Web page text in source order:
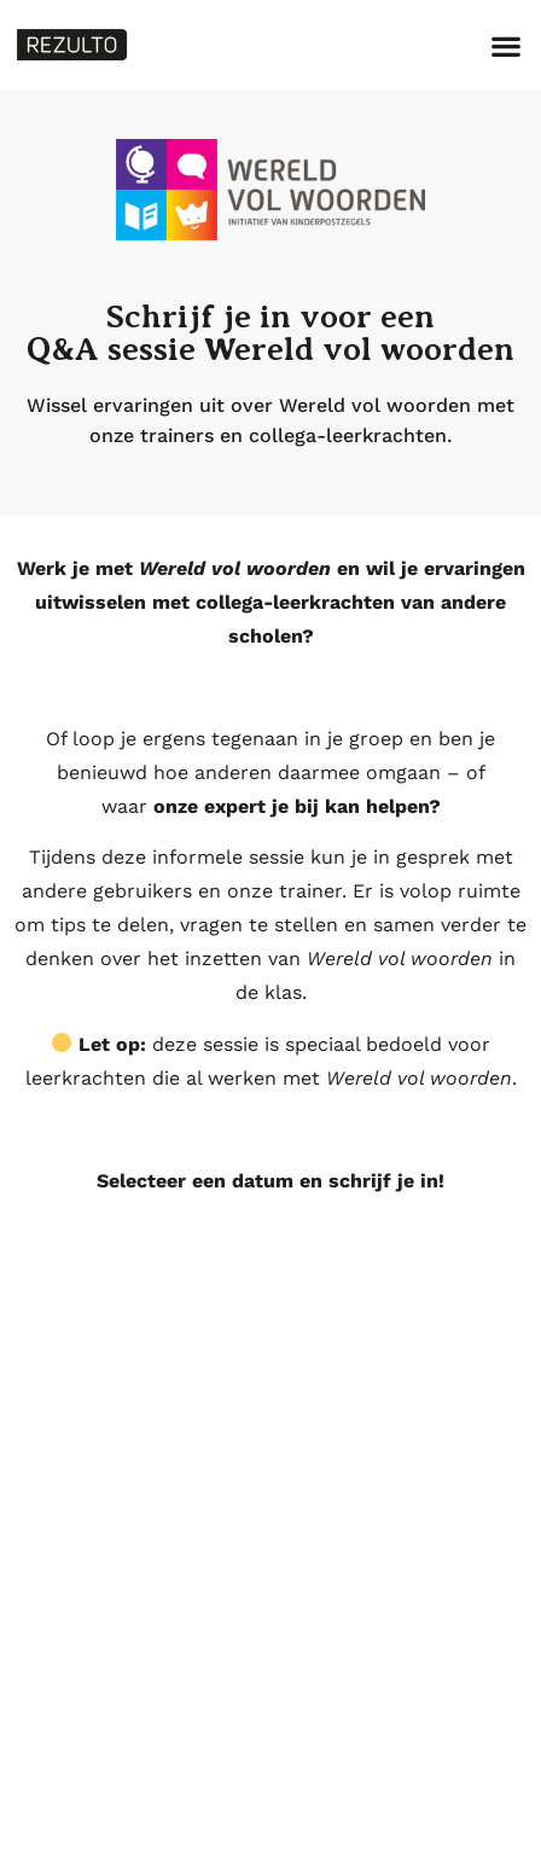
Schrijf je in voor een
Q&A sessie Wereld vol woorden
Wissel ervaringen uit over Wereld vol woorden met
onze trainers en collega-leerkrachten.
Werk je met Wereld vol woordenen wil je ervaringen
uitwisselen met collega-leerkrachten van andere
scholen?
Of loop je ergens tegenaan in je groep en ben je
benieuwd hoe anderen daarmee omgaan – of
waar onze expert je bij kan helpen?
Tijdens deze informele sessie kun je in gesprek met
andere gebruikers en onze trainer. Er is volop ruimte
om tips te delen, vragen te stellen en samen verder te
denken over het inzetten van Wereld vol woorden in
de klas.
Let op: deze sessie is speciaal bedoeld voor
leerkrachten die al werken met Wereld vol woorden.
Selecteer een datum en schrijf je in!